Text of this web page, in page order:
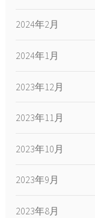
2024年2月
2024年1月
2023年12月
2023年11月
2023年10月
2023年9月
2023年8月